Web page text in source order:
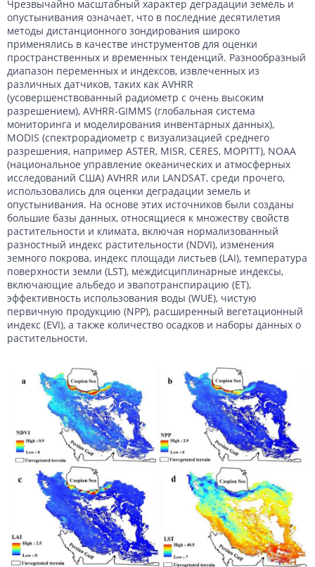
Чрезвычайно масштабный характер деградации земель и
опустынивания означает, что в последние десятилетия
методы дистанционного зондирования широко
применялись в качестве инструментов для оценки
пространственных и временных тенденций. Разнообразный
диапазон переменных и индексов, извлеченных из
различных датчиков, таких как AVHRR
(усовершенствованный радиометр с очень высоким
разрешением), AVHRR-GIMMS (глобальная система
мониторинга и моделирования инвентарных данных),
MODIS (спектрорадиометр с визуализацией среднего
разрешения, например ASTER, MISR, CERES, MOPITT), NOAA
(национальное управление океанических и атмосферных
исследований США) AVHRR или LANDSAT, среди прочего,
использовались для оценки деградации земель и
опустынивания. На основе этих источников были созданы
большие базы данных, относящиеся к множеству свойств
растительности и климата, включая нормализованный
разностный индекс растительности (NDVI), изменения
земного покрова, индекс площади листьев (LAI), температура
поверхности земли (LST), междисциплинарные индексы,
включающие альбедо и эвапотранспирацию (ET),
эффективность использования воды (WUE), чистую
первичную продукцию (NPP), расширенный вегетационный
индекс (EVI), а также количество осадков и наборы данных о
растительности.